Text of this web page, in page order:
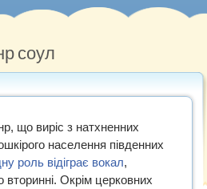
Головна
роботи
соул
що виріс з натхненних
населення південних
роль відіграє вокал,
вторинні. Окрім церковних